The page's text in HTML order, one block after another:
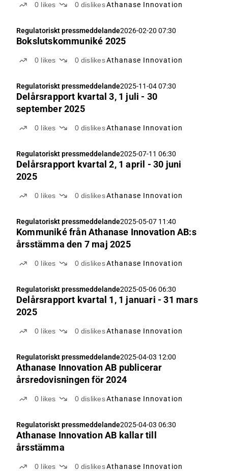
0 likes 0 dislikesAthanase Innovation
Regulatoriskt pressmeddelande2026-02-20 07:30
Bokslutskommuniké 2025
0 likes 0 dislikesAthanase Innovation
Regulatoriskt pressmeddelande2025-11-04 07:30
Delårsrapport kvartal 3, 1 juli - 30
september 2025
0 likes 0 dislikesAthanase Innovation
Regulatoriskt pressmeddelande2025-07-11 06:30
Delårsrapport kvartal 2, 1 april - 30 juni
2025
0 likes 0 dislikesAthanase Innovation
Regulatoriskt pressmeddelande2025-05-07 11:40
Kommuniké från Athanase Innovation AB:s
årsstämma den 7 maj 2025
0 likes 0 dislikesAthanase Innovation
Regulatoriskt pressmeddelande2025-05-06 06:30
Delårsrapport kvartal 1, 1 januari - 31 mars
2025
0 likes 0 dislikesAthanase Innovation
Regulatoriskt pressmeddelande2025-04-03 12:00
Athanase Innovation AB publicerar
årsredovisningen för 2024
0 likes 0 dislikesAthanase Innovation
Regulatoriskt pressmeddelande2025-04-03 06:30
Athanase Innovation AB kallar till
årsstämma
0 likes 0 dislikesAthanase Innovation